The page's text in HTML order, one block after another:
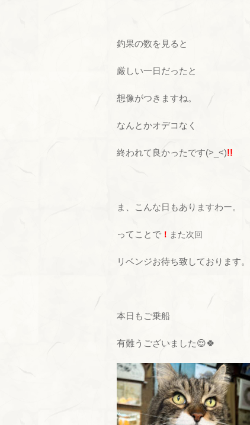
釣果の数を見ると
厳しい一日だったと
想像がつきますね。
なんとかオデコなく
終われて良かったです(>_<)!!
ま、こんな日もありますわー。
ってことで ！ また次回
リベンジお待ち致しております。
本日もご乗船
有難うございました😌🍀